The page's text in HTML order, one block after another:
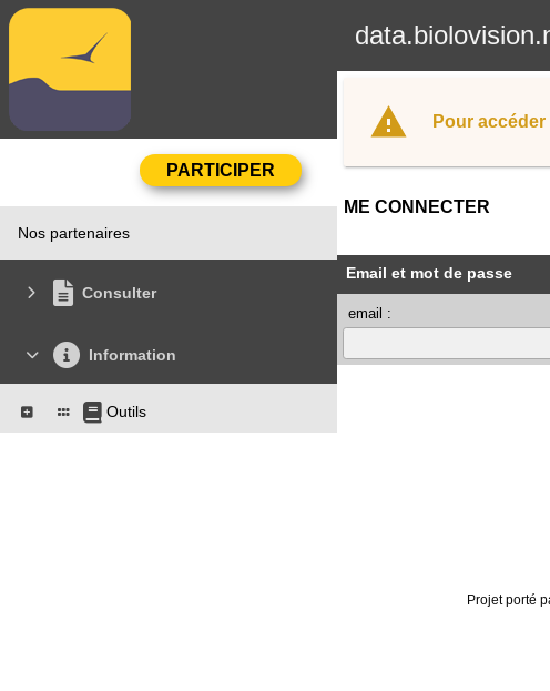
Nos partenaires
Consulter
Information
Outils
Pour
ME CONNECTER
Email et mot de passe
email :
Projet porté